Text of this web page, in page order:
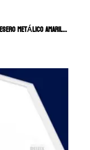
METÁLICO AMARILLO SS